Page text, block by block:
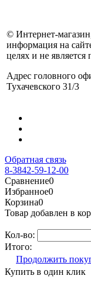
© Интернет-
информация на
целях и не
Адрес головного
Тухачевского 31/3
Обратная связь
8-3842-59-12-00
Сравнение0
Избранное0
Корзина0
Товар добавлен в
Кол-во:
Итого:
Продолжить
Купить в один клик